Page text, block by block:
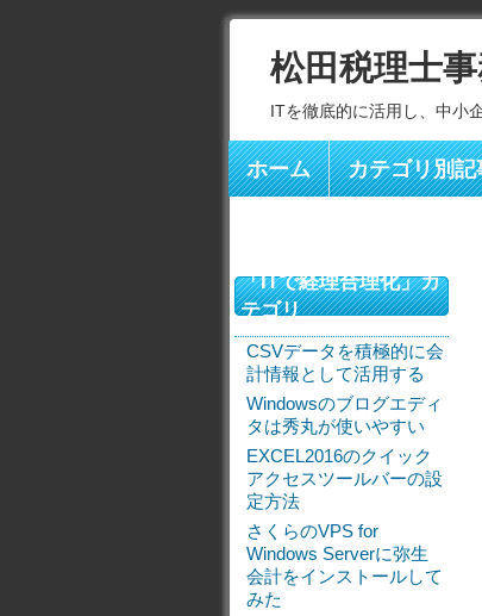
松田税理士
ITを徹底的に活用し、中小
ホーム カテゴリ別記
「ITで経理合理化」カ
テゴリ
CSVデータを積極的に会
計情報として活用する
Windowsのブログエディ
タは秀丸が使いやすい
EXCEL2016のクイック
アクセスツールバーの設
定方法
さくらのVPS for
Windows Serverに弥生
会計をインストールして
みた